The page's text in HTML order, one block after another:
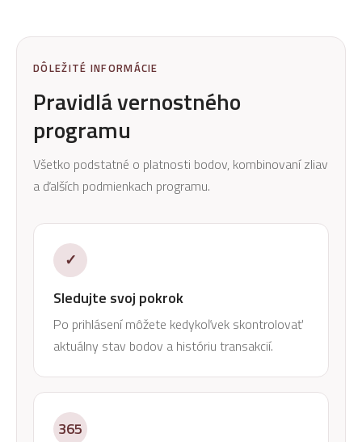
DÔLEŽITÉ INFORMÁCIE
Pravidlá vernostného
programu
Všetko podstatné o platnosti bodov, kombinovaní zliav
a ďalších podmienkach programu.
✓
Sledujte svoj pokrok
Po prihlásení môžete kedykoľvek skontrolovať
aktuálny stav bodov a históriu transakcií.
365